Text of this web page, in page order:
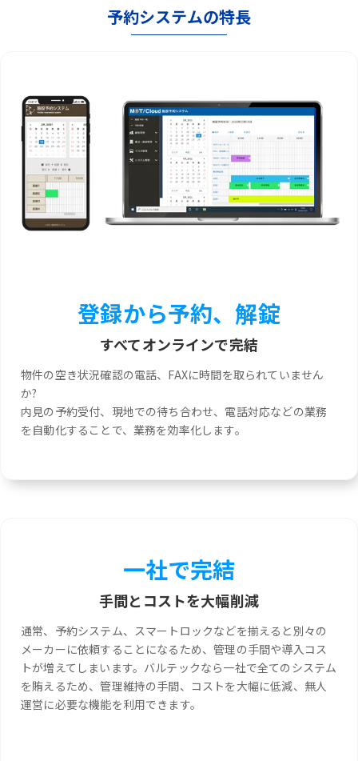
予約システムの特長
登録から予約、解錠
すべてオンラインで完結
物件の空き状況確認の電話、FAXに時間を取られていません
か?
内見の予約受付、現地での待ち合わせ、電話対応などの業務
を自動化することで、業務を効率化します。
一社で完結
手間とコストを大幅削減
通常、予約システム、スマートロックなどを揃えると別々の
メーカーに依頼することになるため、管理の手間や導入コス
トが増えてしまいます。バルテックなら一社で全てのシステム
を賄えるため、管理維持の手間、コストを大幅に低減、無人
運営に必要な機能を利用できます。